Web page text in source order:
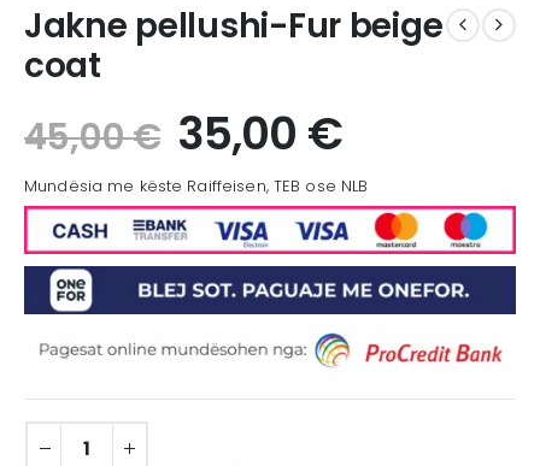
Jakne pellushi-Fur beige
coat
45,00€ 35,00 €
Mundësia me këste Raiffeisen, TEB ose NLB